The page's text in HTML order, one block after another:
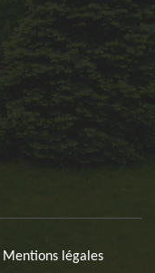
Mentions légales